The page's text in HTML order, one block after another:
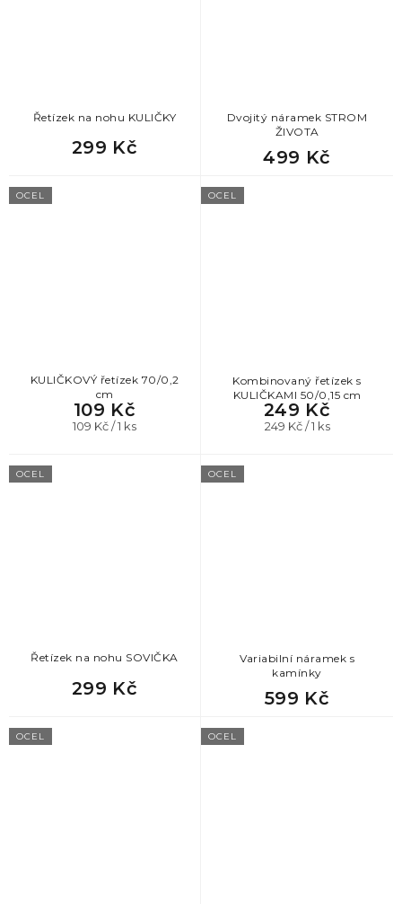
Řetízek na nohu KULIČKY
299 Kč
Dvojitý náramek STROM
ŽIVOTA
499 Kč
OCEL
KULIČKOVÝ řetízek 70/0,2
cm
109 Kč
Měrná
109 Kč / 1 ks
OCEL
Kombinovaný řetízek s
KULIČKAMI 50/0,15 cm
249 Kč
Měrná
249 Kč / 1 ks
OCEL
Řetízek na nohu SOVIČKA
299 Kč
OCEL
Variabilní náramek s
kamínky
599 Kč
OCEL OCEL